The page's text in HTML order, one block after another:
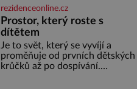
semínek dýně rozinek 3 šálky
ovesných vloček 1 lžíce mlet
rezidenceonline.cz
Prostor, který roste s
dítětem
Je to svět, který se vyvíjí a
proměňuje od prvních dětských
krůčků až po dospívání.